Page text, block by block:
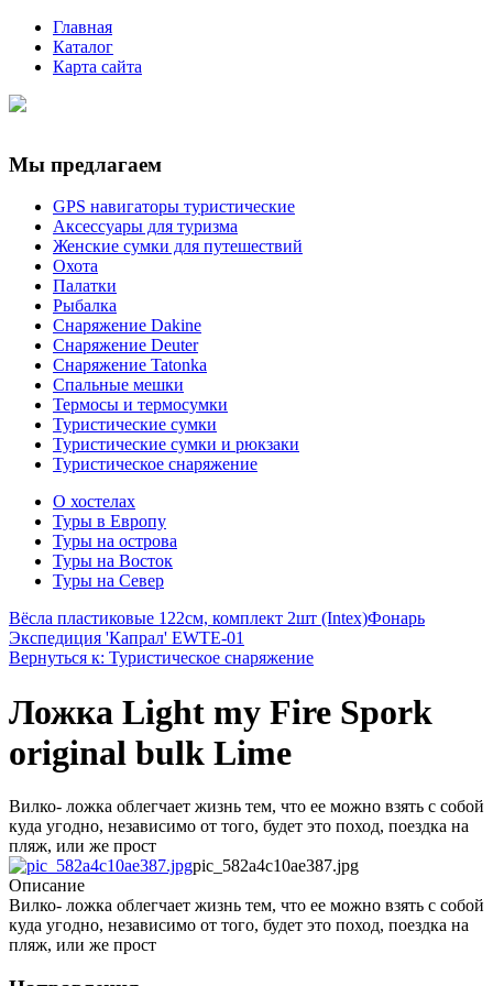
Главная
Каталог
Карта сайта
Мы предлагаем
GPS навигаторы туристические
Аксессуары для туризма
Женские сумки для путешествий
Охота
Палатки
Рыбалка
Снаряжение Dakine
Снаряжение Deuter
Снаряжение Tatonka
Спальные мешки
Термосы и термосумки
Туристические сумки
Туристические сумки и рюкзаки
Туристическое снаряжение
О хостелах
Туры в Европу
Туры на острова
Туры на Восток
Туры на Север
Вёсла пластиковые 122см, комплект 2шт (Intex)Фонарь
Экспедиция 'Капрал' EWTE-01
Вернуться к: Туристическое снаряжение
Ложка Light my Fire Spork
original bulk Lime
Вилко- ложка облегчает жизнь тем, что ее можно взять с собой
куда угодно, независимо от того, будет это поход, поездка на
пляж, или же прост
pic_582a4c10ae387.jpg
Описание
Вилко- ложка облегчает жизнь тем, что ее можно взять с собой
куда угодно, независимо от того, будет это поход, поездка на
пляж, или же прост